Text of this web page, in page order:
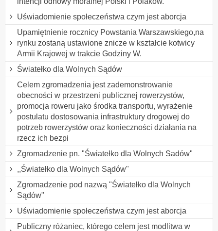
Uświadomienie społeczeństwa czym jest aborcja
Upamiętnienie rocznicy Powstania Warszawskiego,na
rynku zostaną ustawione znicze w kształcie kotwicy
Armii Krajowej w trakcie Godziny W.
Światełko dla Wolnych Sądów
Celem zgromadzenia jest zademonstrowanie
obecności w przestrzeni publicznej rowerzystów,
promocja roweru jako środka transportu, wyrażenie
postulatu dostosowania infrastruktury drogowej do
potrzeb rowerzystów oraz konieczności działania na
rzecz ich bezpi
Zgromadzenie pn. "Światełko dla Wolnych Sadów"
,,Światełko dla Wolnych Sądów"
Zgromadzenie pod nazwą "Światełko dla Wolnych
Sądów"
Uświadomienie społeczeństwa czym jest aborcja
Publiczny różaniec, którego celem jest modlitwa w